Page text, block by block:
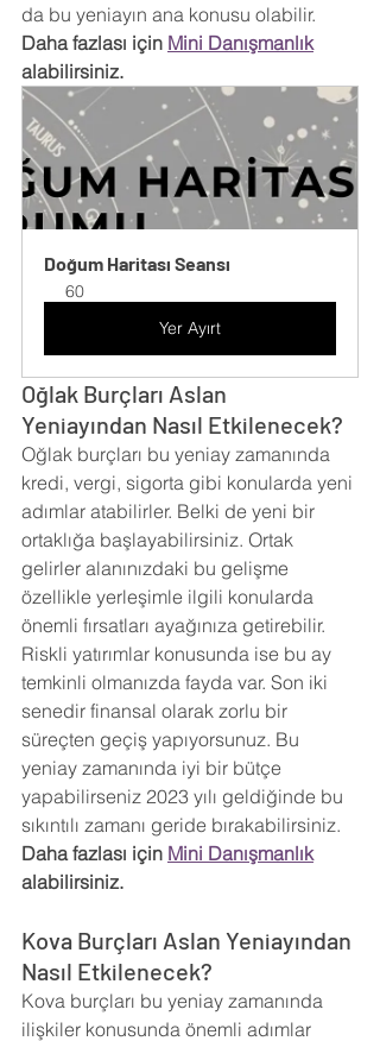
da bu yeniayın ana konusu olabilir.
Daha fazlası için Mini Danışmanlık
alabilirsiniz.
Doğum Haritası Seansı
60
Yer Ayırt
Oğlak Burçları Aslan
Yeniayından Nasıl Etkilenecek?
Oğlak burçları bu yeniay zamanında
kredi, vergi, sigorta gibi konularda yeni
adımlar atabilirler. Belki de yeni bir
ortaklığa başlayabilirsiniz. Ortak
gelirler alanınızdaki bu gelişme
özellikle yerleşimle ilgili konularda
önemli fırsatları ayağınıza getirebilir.
Riskli yatırımlar konusunda ise bu ay
temkinli olmanızda fayda var. Son iki
senedir finansal olarak zorlu bir
süreçten geçiş yapıyorsunuz. Bu
yeniay zamanında iyi bir bütçe
yapabilirseniz 2023 yılı geldiğinde bu
sıkıntılı zamanı geride bırakabilirsiniz.
Daha fazlası için Mini Danışmanlık
alabilirsiniz.
Kova Burçları Aslan Yeniayından
Nasıl Etkilenecek?
Kova burçları bu yeniay zamanında
ilişkiler konusunda önemli adımlar